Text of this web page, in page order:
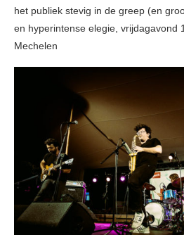
het publiek stevig in de greep (en
en hyperintense elegie, vrijdagavond
Mechelen